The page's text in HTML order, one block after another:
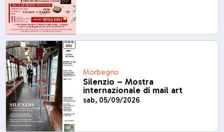
Morbegno
Silenzio – Mostra
internazionale di mail art
sab, 05/09/2026